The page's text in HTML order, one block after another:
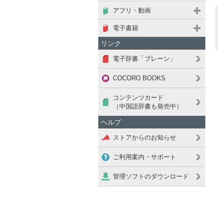
アプリ・動画
電子書籍
リンク
電子辞書「ブレーン」
COCORO BOOKS
コンテンツカード
（中国語辞書も発売中）
ヘルプ
ストアからのお知らせ
ご利用案内・サポート
管理ソフトのダウンロード